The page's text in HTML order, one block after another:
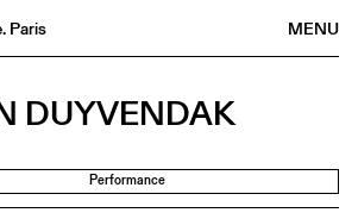
MENU
Paris
DUYVENDAK
Performance